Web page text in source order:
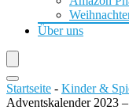
Über uns
Startseite - Kinder &
Adventskalender 2023